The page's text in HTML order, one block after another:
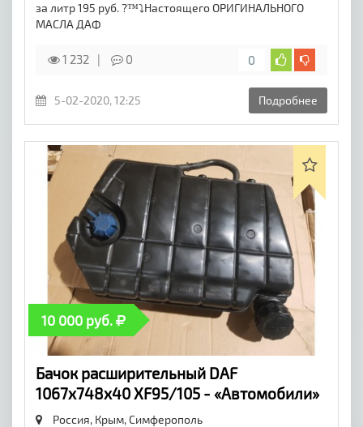
за литр 195 руб. ?™️⤵️Настоящего ОРИГИНАЛЬНОГО
МАСЛА ДАФ
1 232 0 0
5-02-2020, 12:25 Подробнее
10 000 руб.
Бачок расширительный DAF
1067x748x40 XF95/105 - «Автомобили»
Россия, Крым,Симферополь